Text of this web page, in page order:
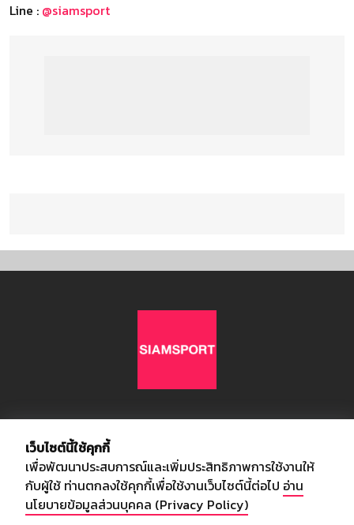
Line : @siamsport
อัพเดทข่าวสารวงการกีฬา ฟุตบอล ผลบอล ผลฟุตบอลทั่วโลก ฟรีเมียร์
ลีก ไทยลีก ฟุตบอลโลก ยูฟ่าแซมเปี้ยนส์ลีก พร้อมทั้งวิเคราะห์บอล จาก
สยามกีฬา สตาร์ชอคเก้อร์ สปอร์ตพูล
เว็บไซต์นี้ใช้คุกกี้
เพื่อพัฒนาประสบการณ์และเพิ่มประสิทธิภาพการใช้งานให้
กับผู้ใช้ ท่านตกลงใช้คุกกี้เพื่อใช้งานเว็บไซต์นี้ต่อไป อ่าน
นโยบายข้อมูลส่วนบุคคล (Privacy Policy)